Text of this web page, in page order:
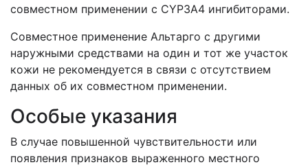
совместном применении с CYP3A4 ингибиторами.
Совместное применение Альтарго с другими
наружными средствами на один и тот же участок
кожи не рекомендуется в связи с отсутствием
данных об их совместном применении.
Особые указания
В случае повышенной чувствительности или
появления признаков выраженного местного